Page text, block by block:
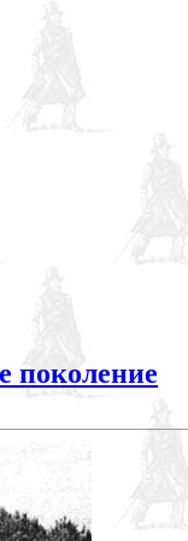
поколение